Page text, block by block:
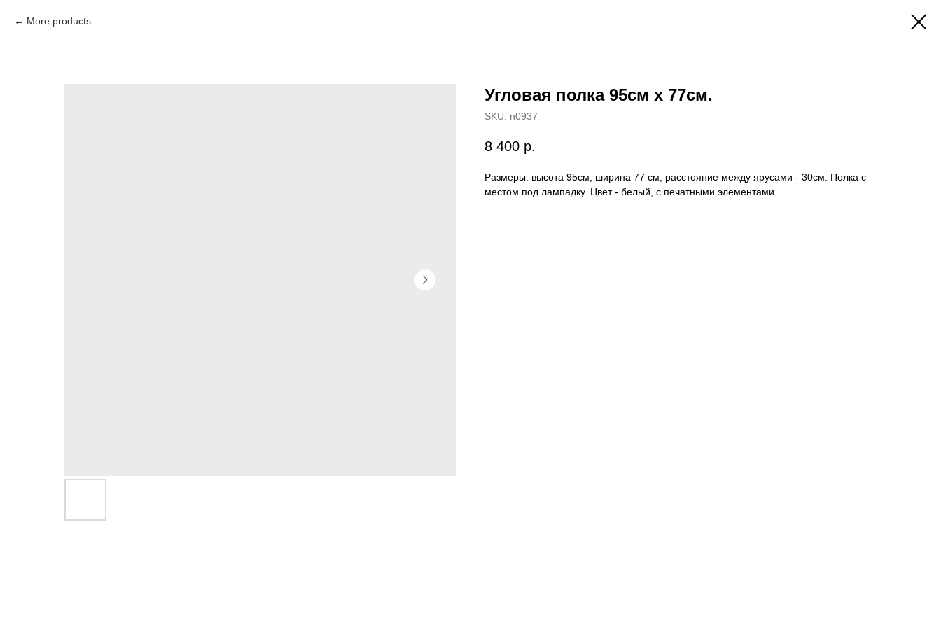
More products
Угловая полка 95см x 77см.
SKU: n0937
8 400 р.
Размеры: высота 95см, ширина 77 см, расстояние между ярусами - 30см. Полка с
местом под лампадку. Цвет - белый, с печатными элементами...